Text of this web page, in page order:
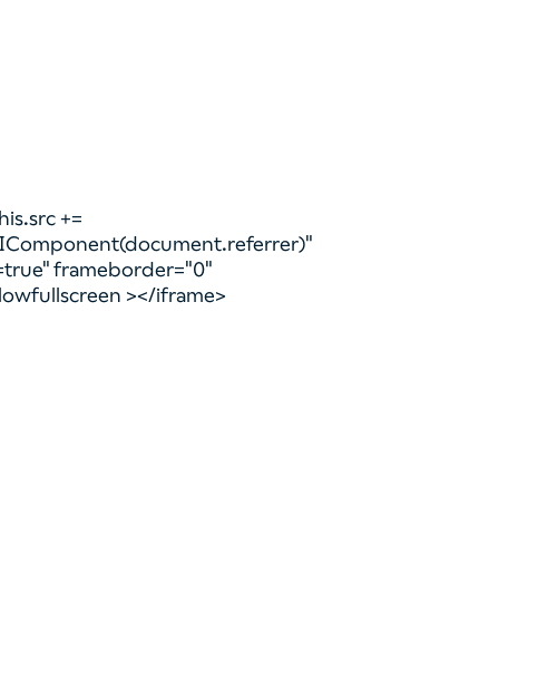
+=
frameborder="0"
></iframe>